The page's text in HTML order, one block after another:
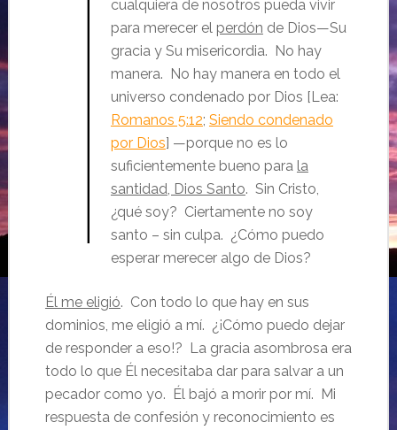
cualquiera de nosotros pueda vivir
para merecer el perdón de Dios—Su
gracia y Su misericordia. No hay
manera. No hay manera en todo el
universo condenado por Dios [Lea:
Romanos 5:12; Siendo condenado
por Dios] —porque no es lo
suficientemente bueno para la
santidad, Dios Santo. Sin Cristo,
¿qué soy? Ciertamente no soy
santo – sin culpa. ¿Cómo puedo
esperar merecer algo de Dios?
Él me eligió. Con todo lo que hay en sus
dominios, me eligió a mí. ¿¡Cómo puedo dejar
de responder a eso!? La gracia asombrosa era
todo lo que Él necesitaba dar para salvar a un
pecador como yo. Él bajó a morir por mí. Mi
respuesta de confesión y reconocimiento es